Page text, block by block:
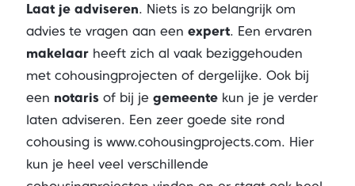
Laat je adviseren. Niets is zo belangrijk om
advies te vragen aan een expert. Een ervaren
makelaarheeft zich al vaak beziggehouden
met cohousingprojecten of dergelijke. Ook bij
een notarisof bij je gemeentekun je je verder
laten adviseren. Een zeer goede site rond
cohousing is www.cohousingprojects.com. Hier
kun je heel veel verschillende